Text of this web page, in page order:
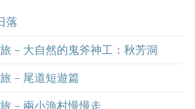
落
– 大自然的鬼斧神工：秋芳洞
– 尾道短遊篇
– 兩小漁村慢慢走